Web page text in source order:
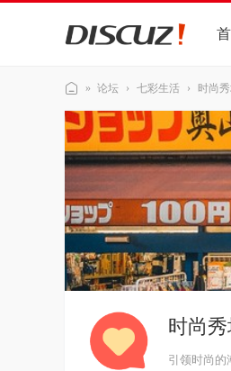
Di
sc
uz
!
演
站
» 论坛 › 七彩生活 › 时尚
时尚
引领时尚的